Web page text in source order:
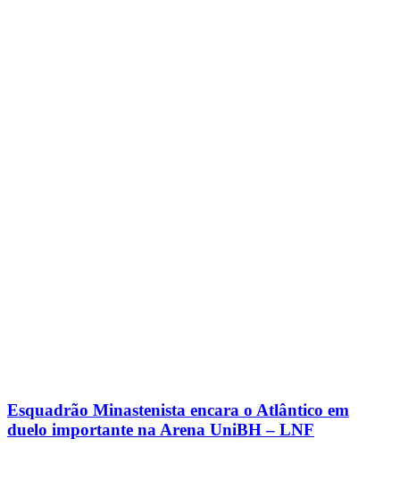
Esquadrão Minastenista encara o Atlântico em
duelo importante na Arena UniBH – LNF